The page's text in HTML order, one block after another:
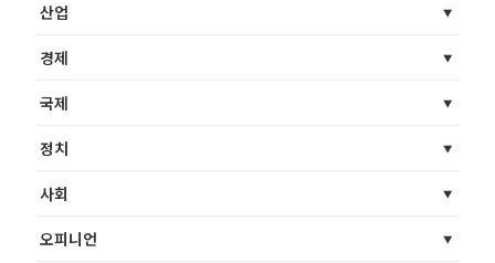
산업
경제
국제
정치
사회
오피니언